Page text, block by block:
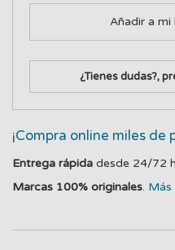
Añadir a mi
¿Tienes dudas?,
¡Compra online miles
Entrega rápida desde 24/72
Marcas 100% originales. Más